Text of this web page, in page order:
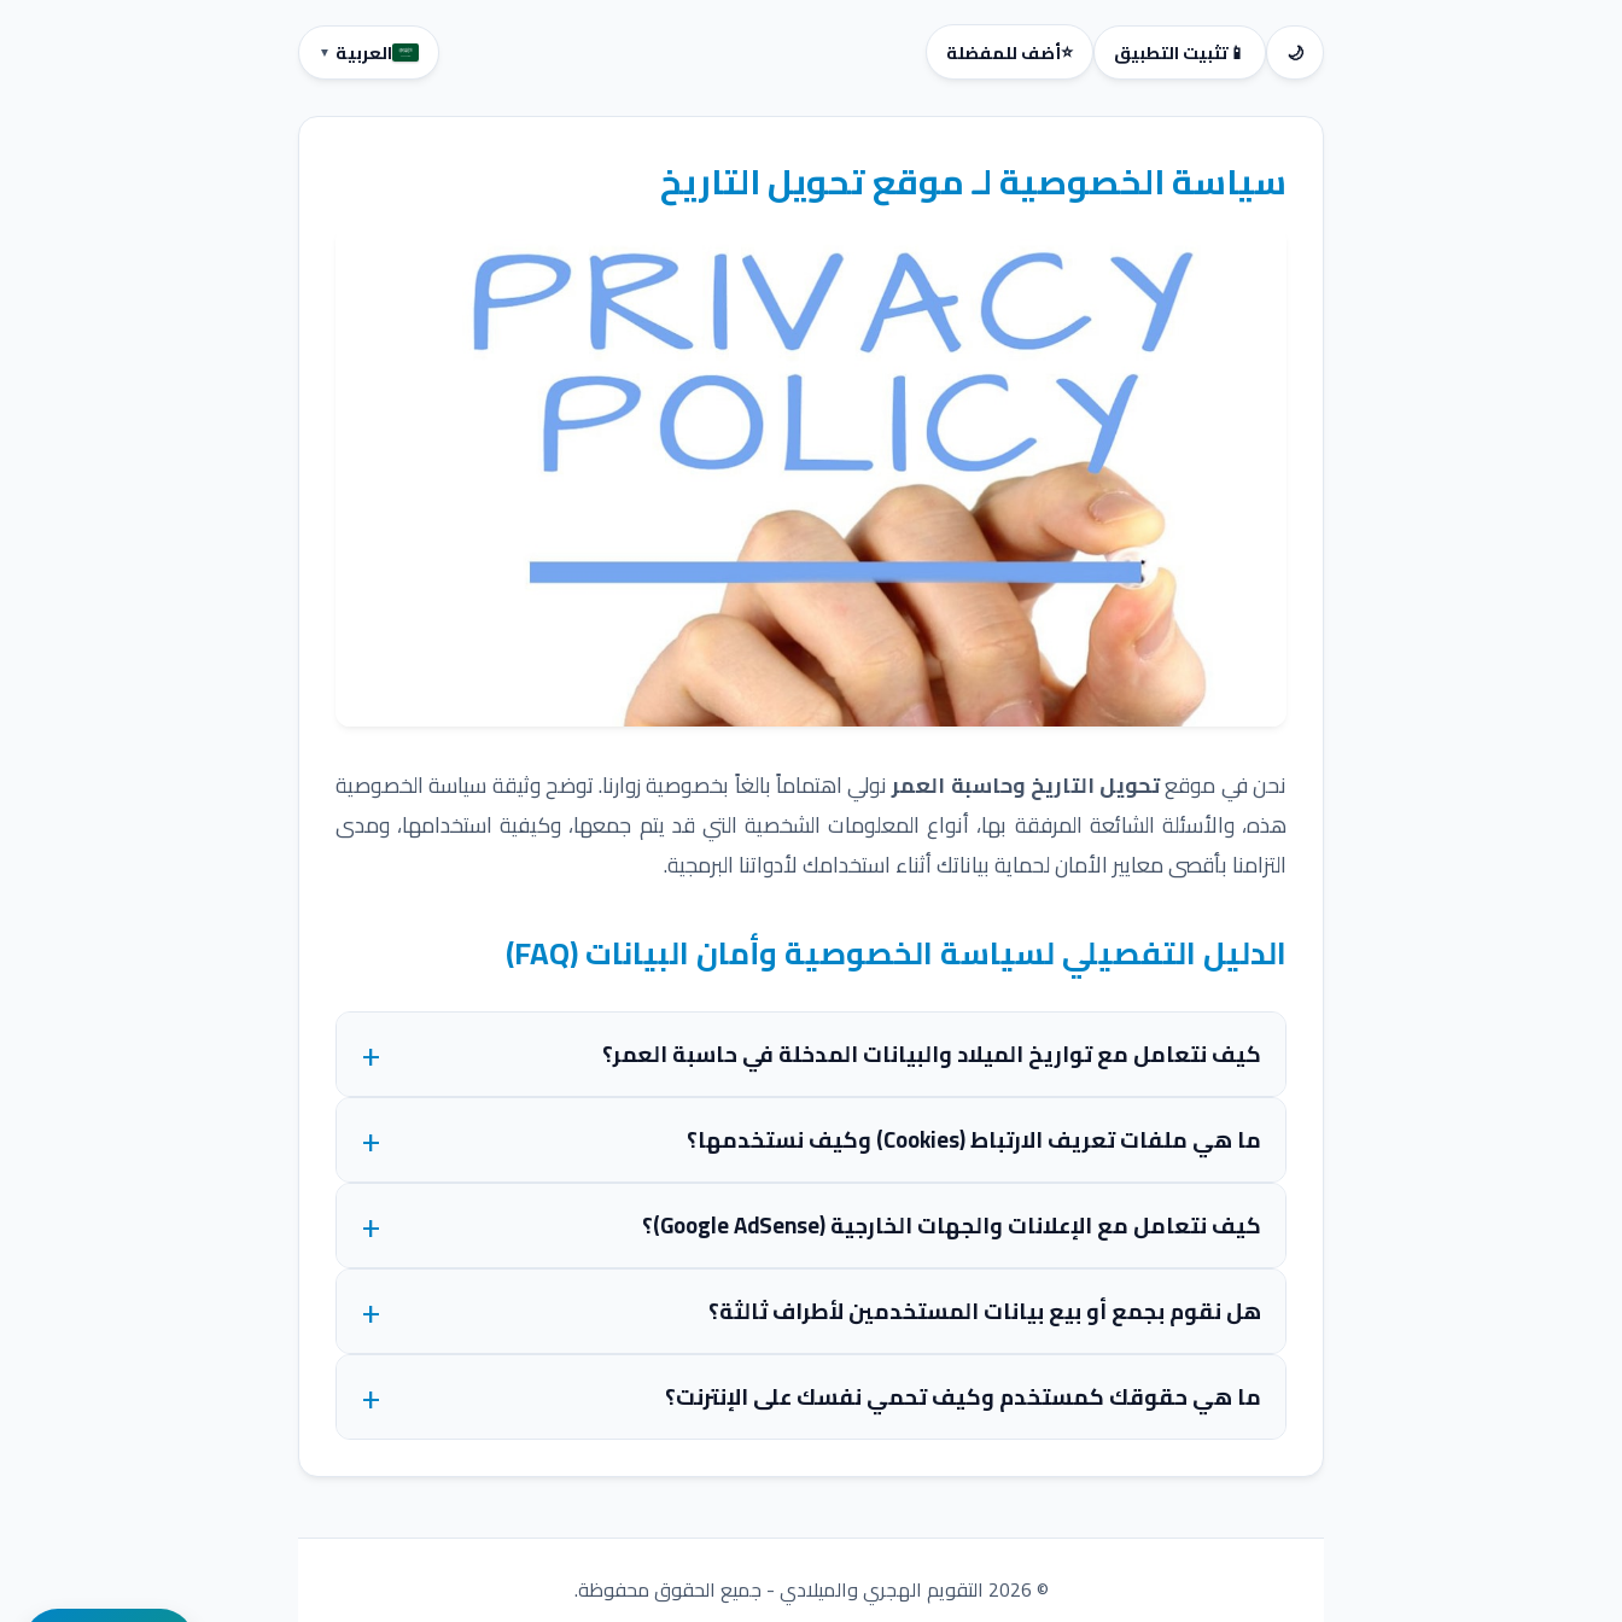
🌙
📱تثبيت التطبيق ⭐أضف للمفضلة العربية ▼
سياسة الخصوصية لـ موقع تحويل التاريخ
نحن في موقعتحويل التاريخ وحاسبة العمرنولي اهتماماً بالغاً بخصوصية زوارنا. توضح وثيقة سياسة الخصوصية
هذه، والأسئلة الشائعة المرفقة بها، أنواع المعلومات الشخصية التي قد يتم جمعها، وكيفية استخدامها، ومدى
التزامنا بأقصى معايير الأمان لحماية بياناتك أثناء استخدامك لأدواتنا البرمجية.
الدليل التفصيلي لسياسة الخصوصية وأمان البيانات (FAQ)
كيف نتعامل مع تواريخ الميلاد والبيانات المدخلة في حاسبة العمر؟
ما هي ملفات تعريف الارتباط (Cookies) وكيف نستخدمها؟
كيف نتعامل مع الإعلانات والجهات الخارجية (Google AdSense)؟
هل نقوم بجمع أو بيع بيانات المستخدمين لأطراف ثالثة؟
ما هي حقوقك كمستخدم وكيف تحمي نفسك على الإنترنت؟
©
2026 التقويم الهجري والميلادي - جميع الحقوق محفوظة.